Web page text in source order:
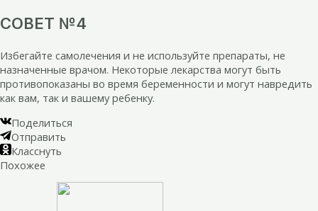
СОВЕТ №4
Избегайте самолечения и не используйте препараты, не
назначенные врачом. Некоторые лекарства могут быть
противопоказаны во время беременности и могут навредить
как вам, так и вашему ребенку.
Поделиться
Отправить
Класснуть
Похожее